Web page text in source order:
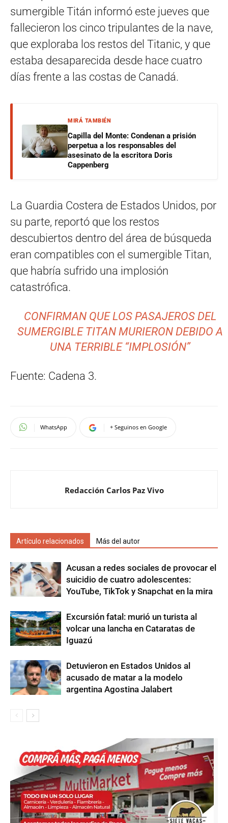
sumergible Titán informó este jueves que
fallecieron los cinco tripulantes de la nave,
que exploraba los restos del Titanic, y que
estaba desaparecida desde hace cuatro
días frente a las costas de Canadá.
MIRÁ TAMBIÉN
Capilla del Monte: Condenan a prisión
perpetua a los responsables del
asesinato de la escritora Doris
Cappenberg
La Guardia Costera de Estados Unidos, por
su parte, reportó que los restos
descubiertos dentro del área de búsqueda
eran compatibles con el sumergible Titan,
que habría sufrido una implosión
catastrófica.
CONFIRMAN QUE LOS PASAJEROS DEL
SUMERGIBLE TITAN MURIERON DEBIDO A
UNA TERRIBLE “IMPLOSIÓN”
Fuente: Cadena 3.
WhatsApp + Seguinos en Google
Redacción Carlos Paz Vivo
Artículo relacionados Más del autor
Acusan a redes sociales de provocar el
suicidio de cuatro adolescentes:
YouTube, TikTok y Snapchat en la mira
Excursión fatal: murió un turista al
volcar una lancha en Cataratas de
Iguazú
Detuvieron en Estados Unidos al
acusado de matar a la modelo
argentina Agostina Jalabert